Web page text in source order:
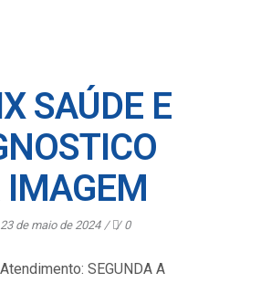
SAÚDE E
IMAGEM
23 de maio de 2024 0
SEGUNDA A